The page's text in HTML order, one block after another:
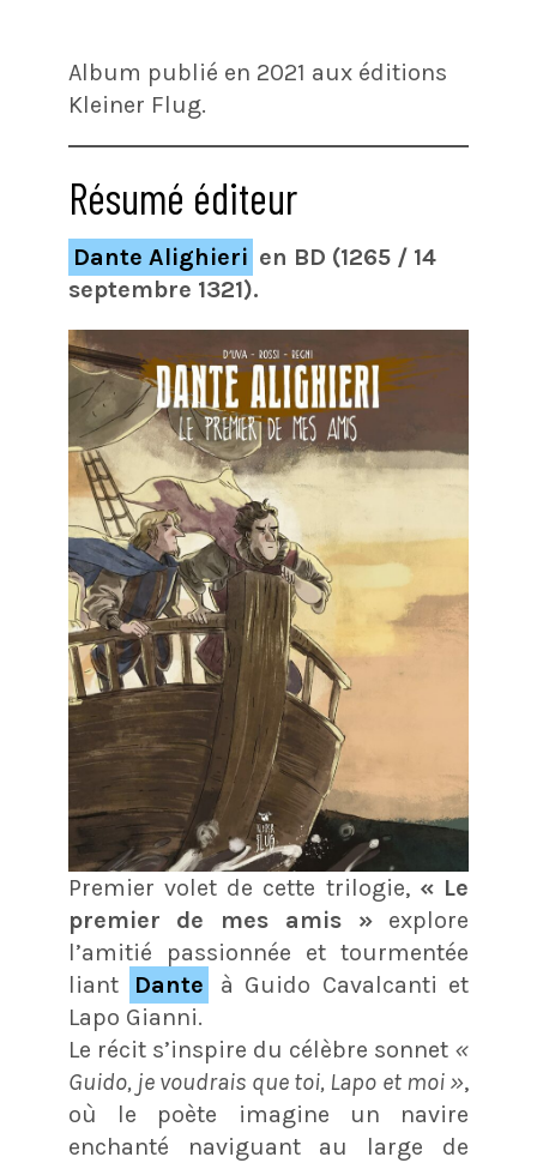
Album publié en 2021 aux éditions
Kleiner Flug.
Résumé éditeur
Dante Alighieri en BD (1265 / 14
septembre 1321).
Premier volet de cette trilogie, « Le
premier de mes amis »explore
l’amitié passionnée et tourmentée
liant
Dante
à Guido Cavalcanti et
Lapo Gianni.
Le récit s’inspire du célèbre sonnet «
Guido, je voudrais que toi, Lapo et moi »,
où le poète imagine un navire
enchanté naviguant au large de